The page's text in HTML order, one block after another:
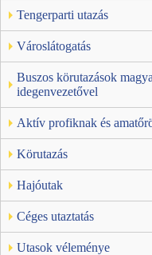
Tengerparti utazás
Városlátogatás
Buszos körutazások
idegenvezetővel
Aktív profiknak és
Körutazás
Hajóutak
Céges utaztatás
Utasok véleménye